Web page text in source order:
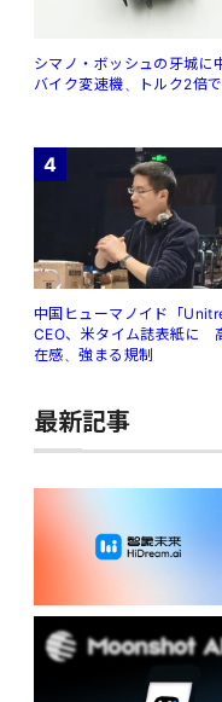
シマノ・ボッシュの牙城
バイク変速機、トルク2倍
4
中国ヒューマノイド「
CEO、米タイム誌表紙に
在感、強まる規制
最新記事